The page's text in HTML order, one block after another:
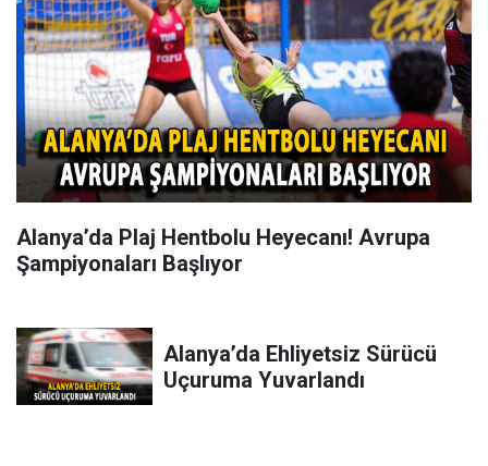
Alanya’da Plaj Hentbolu Heyecanı! Avrupa
Şampiyonaları Başlıyor
Alanya’da Ehliyetsiz Sürücü
Uçuruma Yuvarlandı